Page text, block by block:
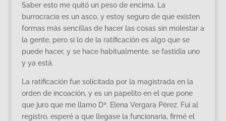
Saber esto me quitó un peso de encima. La
burrocracia es un asco, y estoy seguro de que existen
formas más sencillas de hacer las cosas sin molestar a
la gente, pero si lo de la ratificación es algo que se
puede hacer, y se hace habitualmente, se fastidia uno
y ya está.
La ratificación fue solicitada por la magistrada en la
orden de incoación, y es un papelito en el que pone
que juro que me llamo Dª. Elena Vergara Pérez. Fui al
registro, esperé a que llegase la funcionaria, firmé el